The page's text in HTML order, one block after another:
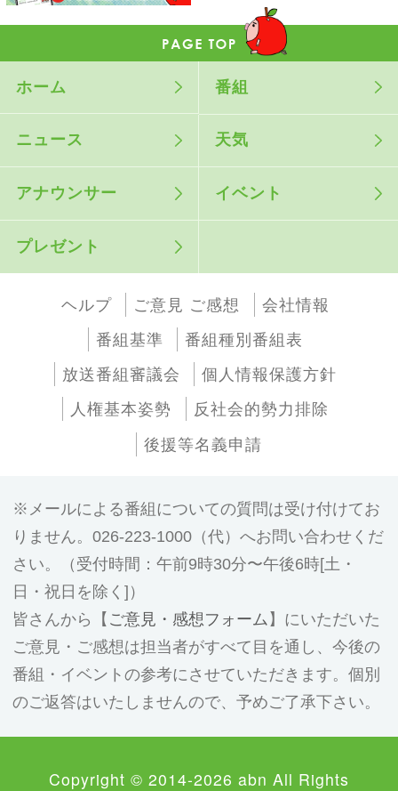
ホーム 番組
ニュース 天気
アナウンサー イベント
プレゼント
ヘルプ ご意見 ご感想
会社情報
番組基準
番組種別番組表
放送番組審議会
個人情報保護方針
人権基本姿勢
反社会的勢力排除
後援等名義申請
メールによる番組についての質問は受け付けてお
りません。026-223-1000（代）へお問い合わせくだ
さい。（受付時間：午前9時30分〜午後6時[土・
日・祝日を除く]）
皆さんから【 ご意見・感想フォーム 】にいただいた
ご意見・ご感想は担当者がすべて目を通し、今後の
番組・イベントの参考にさせていただきます。個別
のご返答はいたしませんので、予めご了承下さい。
Copyright © 2014-2026 abn All Rights